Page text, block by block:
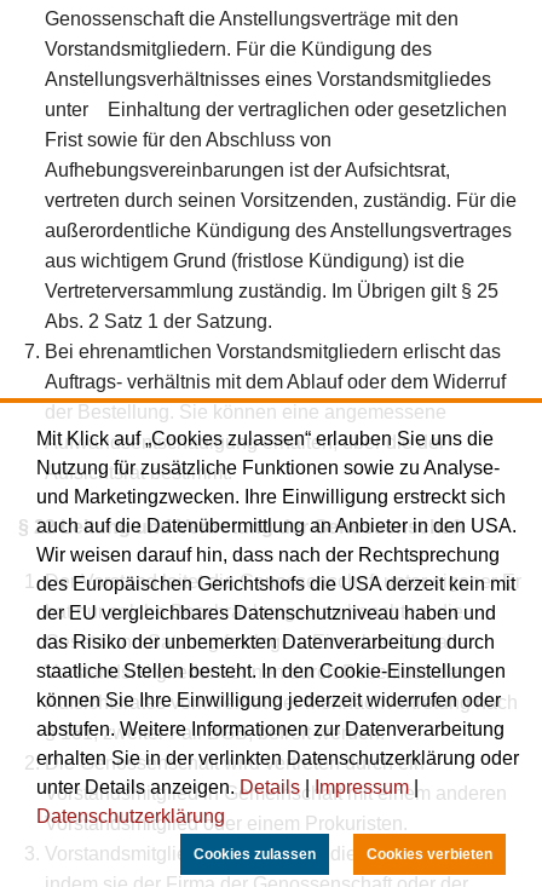
Genossenschaft die Anstellungsverträge mit den
Vorstandsmitgliedern. Für die Kündigung des
Anstellungsverhältnisses eines Vorstandsmitgliedes
unter Einhaltung der vertraglichen oder gesetzlichen
Frist sowie für den Abschluss von
Aufhebungsvereinbarungen ist der Aufsichtsrat,
vertreten durch seinen Vorsitzenden, zuständig. Für die
außerordentliche Kündigung des Anstellungsvertrages
aus wichtigem Grund (fristlose Kündigung) ist die
Vertreterversammlung zuständig. Im Übrigen gilt § 25
Abs. 2 Satz 1 der Satzung.
Bei ehrenamtlichen Vorstandsmitgliedern erlischt das
Auftrags- verhältnis mit dem Ablauf oder dem Widerruf
der Bestellung. Sie können eine angemessene
Aufwandsentschädigung erhalten, über die der
Aufsichtsrat bestimmt.
§ 22Leitung und Vertretung der Genossenschaft
Der Vorstand leitet die Genossenschaft unter eigener Er
hat nur solche Beschränkungen zu beachten, die
Gesetz und Satzung festlegen. Einzelne oder alle
Vorstandsmitglieder können durch Beschluss des
Aufsichtsrates vom Verbot der Mehrfachvertretung nach
§ 181, zweiter Fall BGB, befreit werden.
Die Genossenschaft wird vertreten durch ein
Vorstandsmitglied in Gemeinschaft mit einem anderen
Vorstandsmitglied oder einem Prokuristen.
Vorstandsmitglieder zeichnen für die Genossenschaft,
Mit Klick auf „Cookies zulassen“ erlauben Sie uns die
Nutzung für zusätzliche Funktionen sowie zu Analyse-
und Marketingzwecken. Ihre Einwilligung erstreckt sich
auch auf die Datenübermittlung an Anbieter in den USA.
Wir weisen darauf hin, dass nach der Rechtsprechung
des Europäischen Gerichtshofs die USA derzeit kein mit
der EU vergleichbares Datenschutzniveau haben und
das Risiko der unbemerkten Datenverarbeitung durch
staatliche Stellen besteht. In den Cookie-Einstellungen
können Sie Ihre Einwilligung jederzeit widerrufen oder
abstufen. Weitere Informationen zur Datenverarbeitung
erhalten Sie in der verlinkten Datenschutzerklärung oder
unter Details anzeigen.Details|Impressum|
Datenschutzerklärung
Cookies verbieten
Cookies zulassen